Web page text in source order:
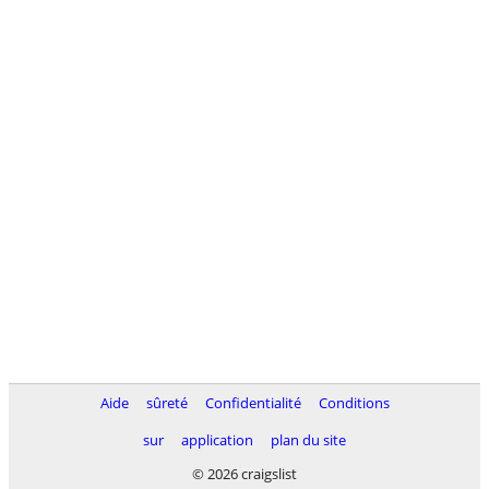
Aide sûreté Confidentialité
Conditions
sur
application
plan du site
© 2026 craigslist